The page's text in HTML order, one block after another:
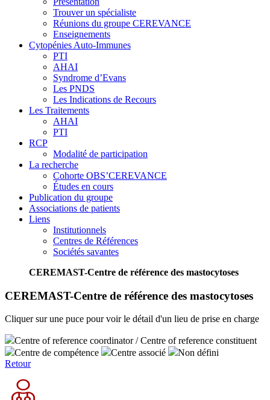
Trouver un spécialiste
Réunions du groupe CEREVANCE
Enseignements
Cytopénies Auto-Immunes
PTI
AHAI
Syndrome d’Evans
Les PNDS
Les Indications de Recours
Les Traitements
AHAI
PTI
RCP
Modalité de participation
La recherche
Cohorte OBS’CEREVANCE
Études en cours
Publication du groupe
Associations de patients
Liens
Institutionnels
Centres de Références
Sociétés savantes
CEREMAST-Centre de référence des mastocytoses
CEREMAST-Centre de référence des mastocytoses
Cliquer sur une puce pour voir le détail d'un lieu de prise en charge
Centre of reference coordinator / Centre of reference constituent
Centre de compétence
Centre associé
Non défini
Retour